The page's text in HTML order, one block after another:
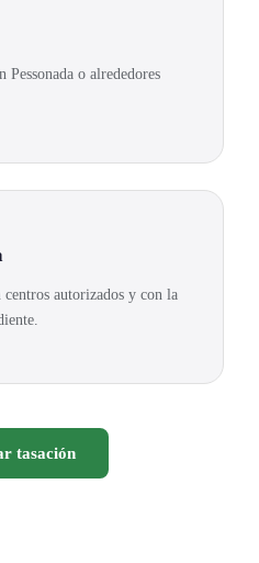
o alrededores
autorizados y con la
tasación